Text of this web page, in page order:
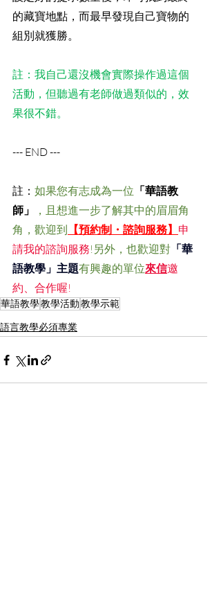
的藏寶地點，而最早發現自己寶物的
組別就獲勝。
註：我自己還沒機會實際操作過這個
活動，但聽過有老師做過類似的，效
果很不錯。
--- END ---
註： 如果您有志成為一位 「華語教
師」
，且想進一步了解其中的眉眉角
角，歡迎到 【預約制・諮詢服務】 申
請我的諮詢服務!另外，也歡迎對 「華
語教學」主題有興趣的單位來信邀
約、合作喔!
華語教學教學活動教學示範
語言教學必須專業